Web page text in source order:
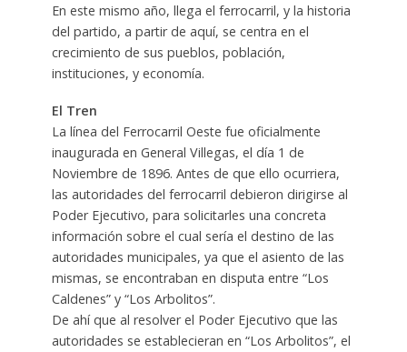
En este mismo año, llega el ferrocarril, y la historia
del partido, a partir de aquí, se centra en el
crecimiento de sus pueblos, población,
instituciones, y economía.
El Tren
La línea del Ferrocarril Oeste fue oficialmente
inaugurada en General Villegas, el día 1 de
Noviembre de 1896. Antes de que ello ocurriera,
las autoridades del ferrocarril debieron dirigirse al
Poder Ejecutivo, para solicitarles una concreta
información sobre el cual sería el destino de las
autoridades municipales, ya que el asiento de las
mismas, se encontraban en disputa entre “Los
Caldenes” y “Los Arbolitos”.
De ahí que al resolver el Poder Ejecutivo que las
autoridades se establecieran en “Los Arbolitos”, el